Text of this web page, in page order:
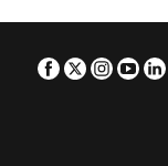
Facebook
Twitter